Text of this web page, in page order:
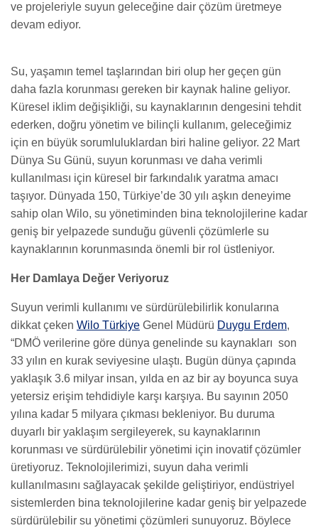
ve projeleriyle suyun geleceğine dair çözüm üretmeye
devam ediyor.
Su, yaşamın temel taşlarından biri olup her geçen gün
daha fazla korunması gereken bir kaynak haline geliyor.
Küresel iklim değişikliği, su kaynaklarının dengesini tehdit
ederken, doğru yönetim ve bilinçli kullanım, geleceğimiz
için en büyük sorumluluklardan biri haline geliyor. 22 Mart
Dünya Su Günü, suyun korunması ve daha verimli
kullanılması için küresel bir farkındalık yaratma amacı
taşıyor. Dünyada 150, Türkiye’de 30 yılı aşkın deneyime
sahip olan Wilo, su yönetiminden bina teknolojilerine kadar
geniş bir yelpazede sunduğu güvenli çözümlerle su
kaynaklarının korunmasında önemli bir rol üstleniyor.
Her Damlaya Değer Veriyoruz
Suyun verimli kullanımı ve sürdürülebilirlik konularına
dikkat çeken Wilo Türkiye Genel Müdürü Duygu Erdem,
“DMÖ verilerine göre dünya genelinde su kaynakları son
33 yılın en kurak seviyesine ulaştı. Bugün dünya çapında
yaklaşık 3.6 milyar insan, yılda en az bir ay boyunca suya
yetersiz erişim tehdidiyle karşı karşıya. Bu sayının 2050
yılına kadar 5 milyara çıkması bekleniyor. Bu duruma
duyarlı bir yaklaşım sergileyerek, su kaynaklarının
korunması ve sürdürülebilir yönetimi için inovatif çözümler
üretiyoruz. Teknolojilerimizi, suyun daha verimli
kullanılmasını sağlayacak şekilde geliştiriyor, endüstriyel
sistemlerden bina teknolojilerine kadar geniş bir yelpazede
sürdürülebilir su yönetimi çözümleri sunuyoruz. Böylece